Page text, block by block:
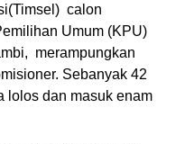
calon
Umum (KPU)
merampungkan
Sebanyak 42
lolos dan masuk enam